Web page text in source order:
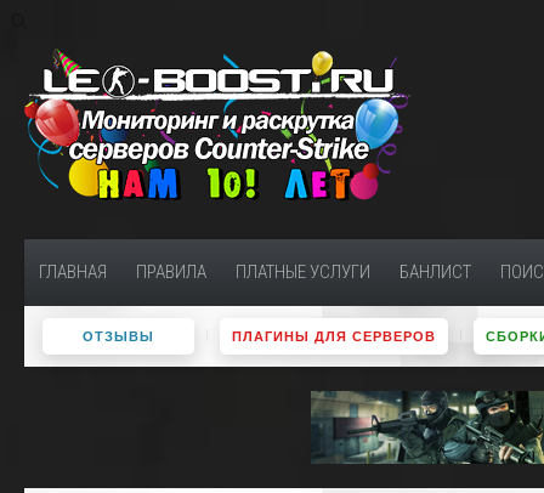
ГЛАВНАЯ ПРАВИЛА ПЛАТНЫЕ УСЛУГИ БАНЛИСТ
ОТЗЫВЫ ПЛАГИНЫ ДЛЯ СЕРВЕРОВ